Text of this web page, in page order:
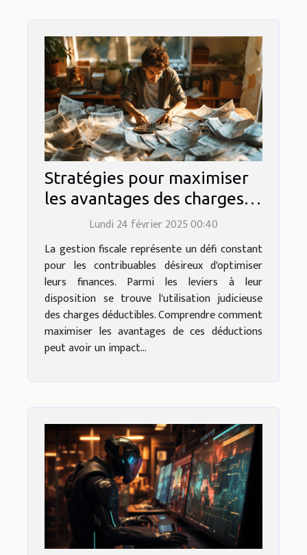
Stratégies pour maximiser
les avantages des charges
déductibles
Lundi 24 février 2025 00:40
La gestion fiscale représente un défi constant
pour les contribuables désireux d'optimiser
leurs finances. Parmi les leviers à leur
disposition se trouve l'utilisation judicieuse
des charges déductibles. Comprendre comment
maximiser les avantages de ces déductions
peut avoir un impact...